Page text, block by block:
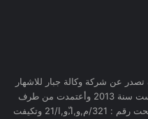
تصدر عن شركة وكالة جبار للاشهار
الدعاية التجارية و الخدمات جادت, تأسست سنة 2013 وأعتمدت من طرف
وزارة الاتصال بتاريخ:11أفريل سنة 2021تحت رقم : 321/م,و,ا,ّو,ا/21 وتكيفت